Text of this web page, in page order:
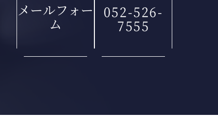
メールフォー
ム
052-526-
7555